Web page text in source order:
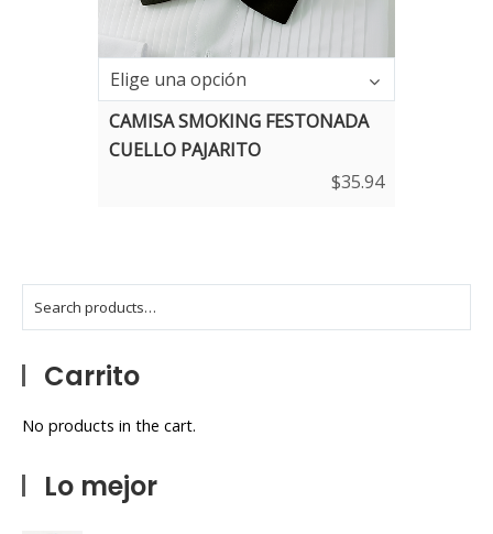
Carrito
No products in the cart.
Lo mejor
Elige una opción
Talla
CAMISA SMOKING FESTONADA
CUELLO PAJARITO
$35.94